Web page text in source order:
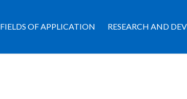
FIELDS OF APPLICATION RESEARCH AND